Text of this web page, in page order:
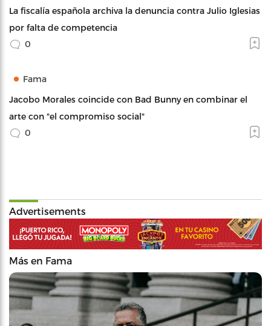
La fiscalía española archiva la denuncia contra Julio Iglesias
por falta de competencia
0
Fama
Jacobo Morales coincide con Bad Bunny en combinar el
arte con "el compromiso social"
0
Advertisements
Más en Fama